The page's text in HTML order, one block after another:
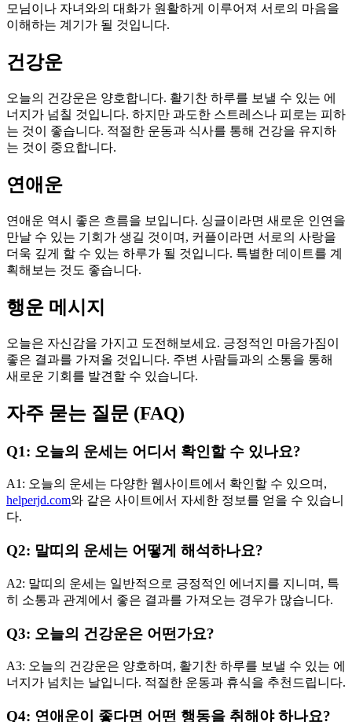
모님이나 자녀와의 대화가 원활하게 이루어져 서로의 마음을
이해하는 계기가 될 것입니다.
건강운
오늘의 건강운은 양호합니다. 활기찬 하루를 보낼 수 있는 에
너지가 넘칠 것입니다. 하지만 과도한 스트레스나 피로는 피하
는 것이 좋습니다. 적절한 운동과 식사를 통해 건강을 유지하
는 것이 중요합니다.
연애운
연애운 역시 좋은 흐름을 보입니다. 싱글이라면 새로운 인연을
만날 수 있는 기회가 생길 것이며, 커플이라면 서로의 사랑을
더욱 깊게 할 수 있는 하루가 될 것입니다. 특별한 데이트를 계
획해보는 것도 좋습니다.
행운 메시지
오늘은 자신감을 가지고 도전해보세요. 긍정적인 마음가짐이
좋은 결과를 가져올 것입니다. 주변 사람들과의 소통을 통해
새로운 기회를 발견할 수 있습니다.
자주 묻는 질문 (FAQ)
Q1: 오늘의 운세는 어디서 확인할 수 있나요?
A1: 오늘의 운세는 다양한 웹사이트에서 확인할 수 있으며,
helperjd.com와 같은 사이트에서 자세한 정보를 얻을 수 있습니
다.
Q2: 말띠의 운세는 어떻게 해석하나요?
A2: 말띠의 운세는 일반적으로 긍정적인 에너지를 지니며, 특
히 소통과 관계에서 좋은 결과를 가져오는 경우가 많습니다.
Q3: 오늘의 건강운은 어떤가요?
A3: 오늘의 건강운은 양호하며, 활기찬 하루를 보낼 수 있는 에
너지가 넘치는 날입니다. 적절한 운동과 휴식을 추천드립니다.
Q4: 연애운이 좋다면 어떤 행동을 취해야 하나요?